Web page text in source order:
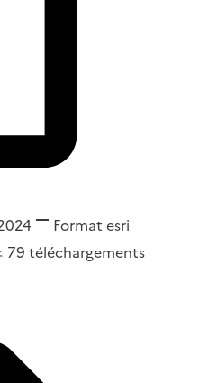
Format esri
79 téléchargements